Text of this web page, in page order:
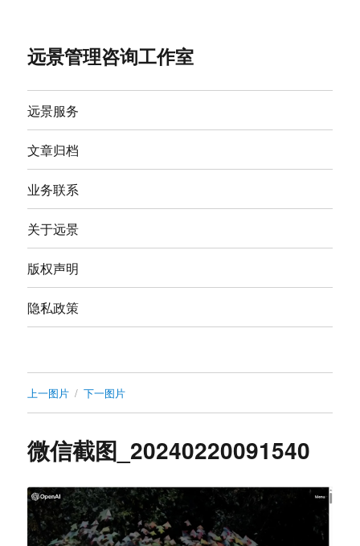
远景管理咨询工作室
远景服务
文章归档
业务联系
关于远景
版权声明
隐私政策
上一图片 下一图片
微信截图_20240220091540